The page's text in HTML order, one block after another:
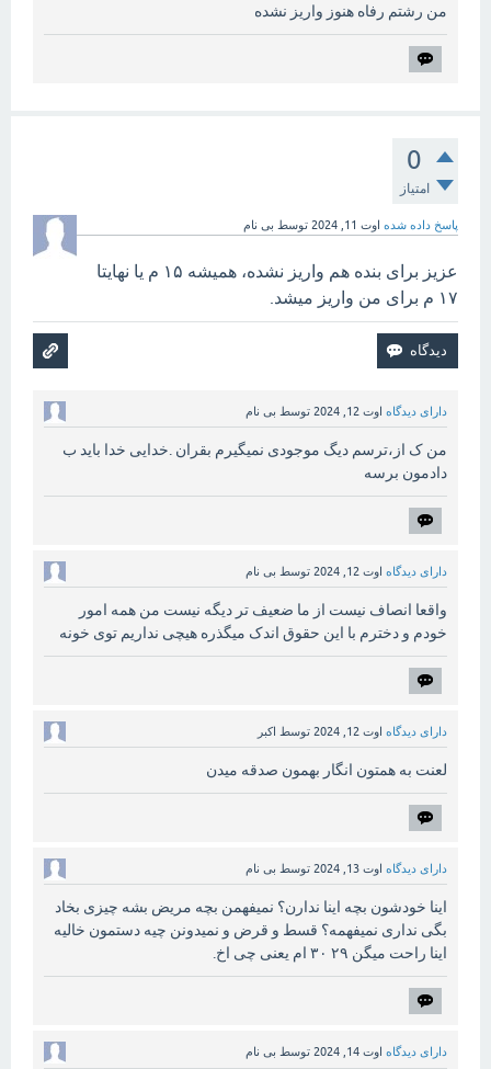
من رشتم رفاه هنوز واریز نشده
0
امتیاز
پاسخ داده شده اوت 11, 2024 توسط بی نام
عزیز برای بنده هم واریز نشده، همیشه ۱۵ م یا نهایتا
۱۷ م برای من واریز میشد.
دارای دیدگاه اوت 12, 2024 توسط بی نام
من ک از،ترسم دیگ موجودی نمیگیرم بقران .خدایی خدا باید ب
دادمون برسه
دارای دیدگاه اوت 12, 2024 توسط بی نام
واقعا انصاف نیست از ما ضعیف تر دیگه نیست من همه امور
خودم و دخترم با این حقوق اندک میگذره هیچی نداریم توی خونه
دارای دیدگاه اوت 12, 2024 توسط اکبر
لعنت به همتون انگار بهمون صدقه میدن
دارای دیدگاه اوت 13, 2024 توسط بی نام
اینا خودشون بچه اینا ندارن؟ نمیفهمن بچه مریض بشه چیزی بخاد
بگی نداری نمیفهمه؟ قسط و قرض و نمیدونن چیه دستمون خالیه
اینا راحت میگن ۲۹ ۳۰ ام یعنی چی اخ.
دارای دیدگاه اوت 14, 2024 توسط بی نام